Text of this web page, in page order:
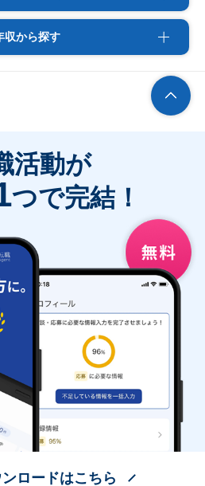
収から探す
活動が
つで完結！
ロードはこちら